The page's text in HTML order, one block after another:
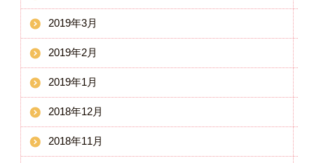
2019年3月
2019年2月
2019年1月
2018年12月
2018年11月